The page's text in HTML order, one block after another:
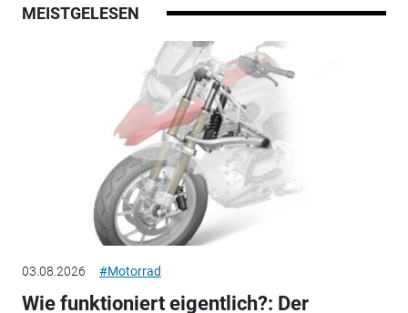
MEISTGELESEN
03.08.2026 #Motorrad
Wie funktioniert eigentlich?: Der